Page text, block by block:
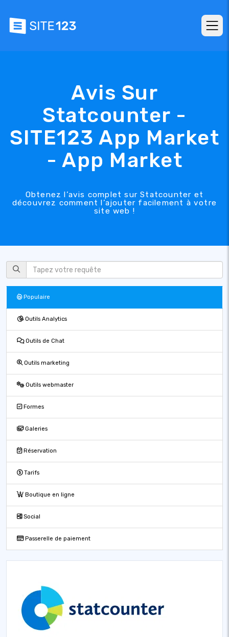
Avis Sur
Statcounter -
SITE123 App Market
- App Market
Obtenez l’avis complet sur Statcounter et
découvrez comment l’ajouter facilement à votre
site web !
Populaire
Outils Analytics
Outils de Chat
Outils marketing
Outils webmaster
Formes
Galeries
Réservation
Tarifs
Boutique en ligne
Social
Passerelle de paiement